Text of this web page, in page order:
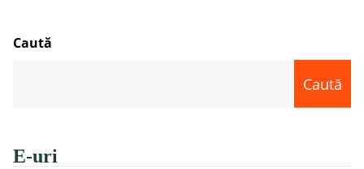
Caută
Caută
E-uri